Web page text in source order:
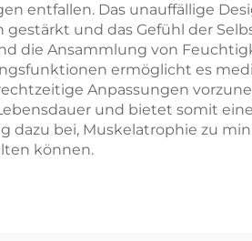
entfallen. Das unauffällige
und das Gefühl der
die Ansammlung von
ermöglicht es
Anpassungen
und bietet somit
bei, Muskelatrophie zu
können.